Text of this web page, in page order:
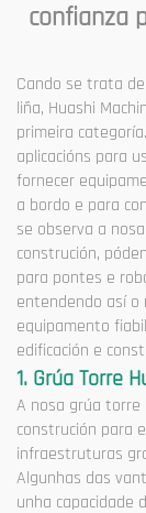
confianza
Cando se trata
liña, Huashi
primeira
aplicacións para
fornecer
a bordo e para
se observa a
construción,
para pontes e
entendendo así o
equipamento
edificación e
1. Grúa Torre
A nosa grúa torre
construción para
infraestruturas
Algunhas das
unha capacidade